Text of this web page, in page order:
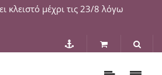
κλειστό μέχρι τις 23/8 λόγω